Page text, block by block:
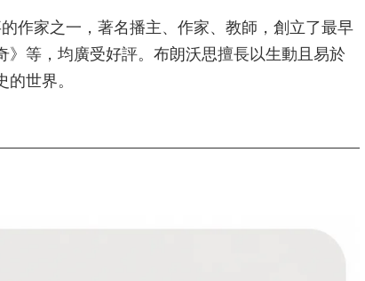
作家之一，著名播主、作家、教師，創立了最早
等，均廣受好評。布朗沃思擅長以生動且易於
的世界。